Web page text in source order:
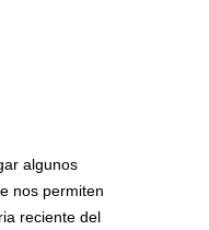
algunos
nos permiten
reciente del